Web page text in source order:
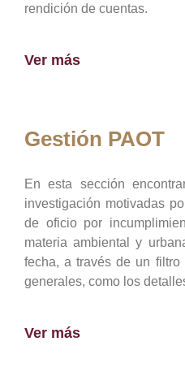
rendición de cuentas.
Ver más
Gestión PAOT
En esta sección
investigación motivadas
de oficio por
materia ambiental y
fecha, a través de un
generales, como los
Ver más